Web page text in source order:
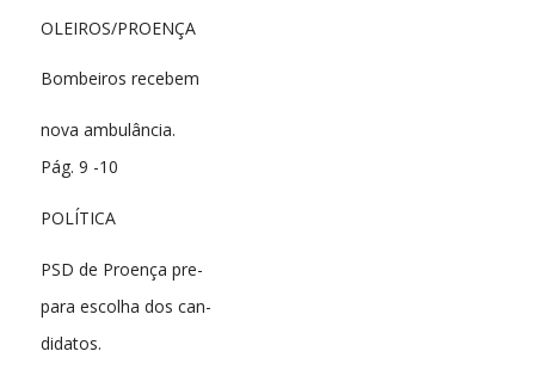
OLEIROS/PROENÇA
Bombeiros recebem
nova ambulância.
Pág. 9 -10
POLÍTICA
PSD de Proença pre-
para escolha dos can-
didatos.